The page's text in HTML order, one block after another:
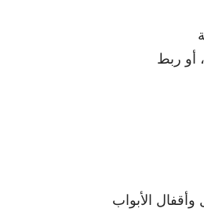
أو ربط
وأقفال الأبواب